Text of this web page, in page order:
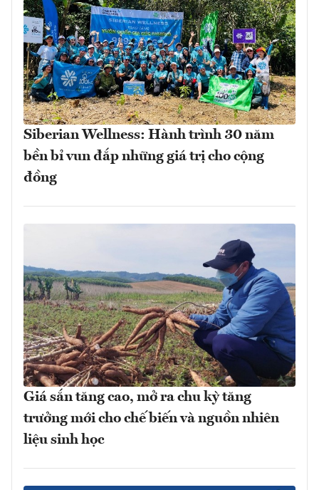
Siberian Wellness: Hành trình 30 năm
bền bỉ vun đắp những giá trị cho cộng
đồng
Giá sắn tăng cao, mở ra chu kỳ tăng
trưởng mới cho chế biến và nguồn nhiên
liệu sinh học